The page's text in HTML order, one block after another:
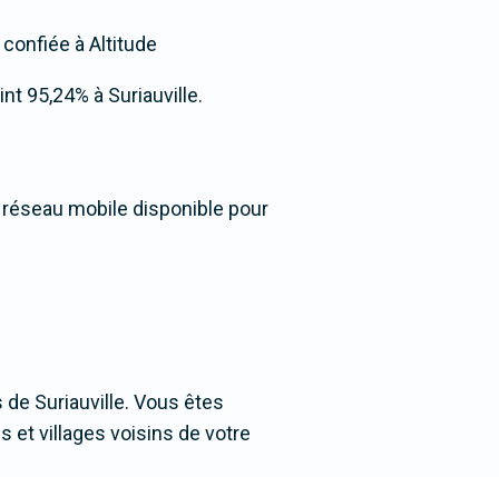
à Altitude
95,24% à Suriauville.
mobile disponible pour
Suriauville. Vous êtes
et villages voisins de votre